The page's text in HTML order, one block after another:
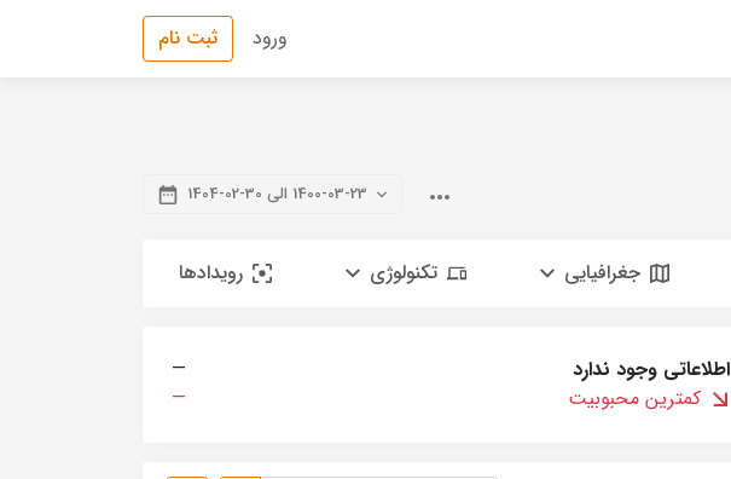
ورود ثبت نام
1400-03-23 الی 30-02-1404
جغرافیایی تکنولوژی رویدادها
اطلاعاتی وجود ندارد
—
کمترین محبوبیت
—